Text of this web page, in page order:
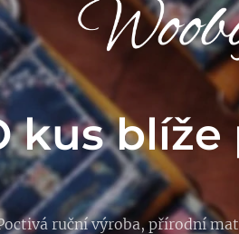
kus blíže
ruční výroba, přírodní